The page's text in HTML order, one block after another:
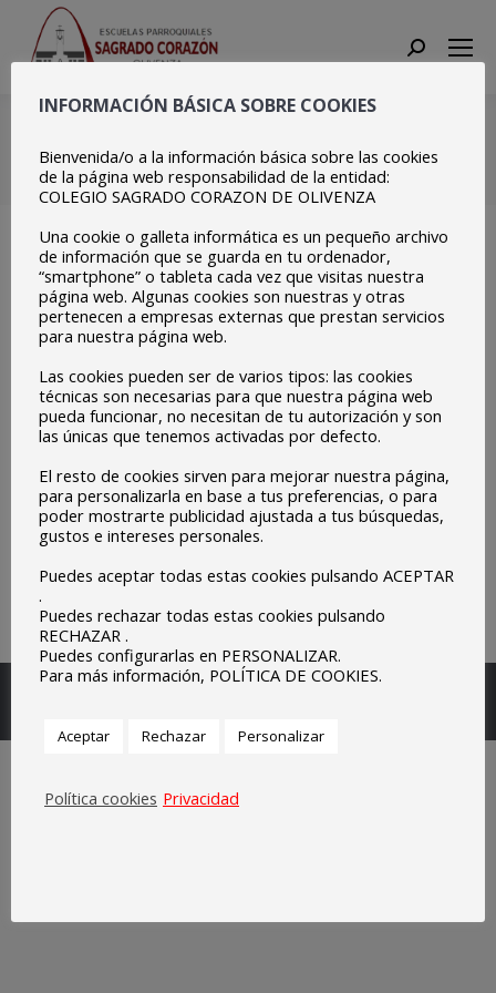
Search:
Estás aquí:
Inicio stop
Escuelas Parroquiales Sagrado Corazón de Olivenza.
INFORMACIÓN BÁSICA SOBRE COOKIES
Bienvenida/o a la información básica sobre las cookies
de la página web responsabilidad de la entidad:
COLEGIO SAGRADO CORAZON DE OLIVENZA
Una cookie o galleta informática es un pequeño archivo
de información que se guarda en tu ordenador,
“smartphone” o tableta cada vez que visitas nuestra
página web. Algunas cookies son nuestras y otras
pertenecen a empresas externas que prestan servicios
para nuestra página web.
Las cookies pueden ser de varios tipos: las cookies
técnicas son necesarias para que nuestra página web
pueda funcionar, no necesitan de tu autorización y son
las únicas que tenemos activadas por defecto.
El resto de cookies sirven para mejorar nuestra página,
para personalizarla en base a tus preferencias, o para
poder mostrarte publicidad ajustada a tus búsquedas,
gustos e intereses personales.
Puedes aceptar todas estas cookies pulsando ACEPTAR
.
Puedes rechazar todas estas cookies pulsando
RECHAZAR .
Puedes configurarlas en PERSONALIZAR.
Para más información, POLÍTICA DE COOKIES.
Aceptar Rechazar Personalizar
Política cookies Privacidad